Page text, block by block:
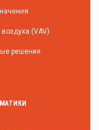
(VAV)
решения